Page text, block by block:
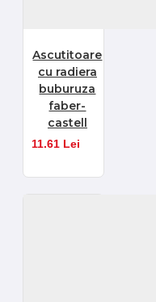
Ascutitoare
cu radiera
buburuza
faber-
castell
11.61 Lei